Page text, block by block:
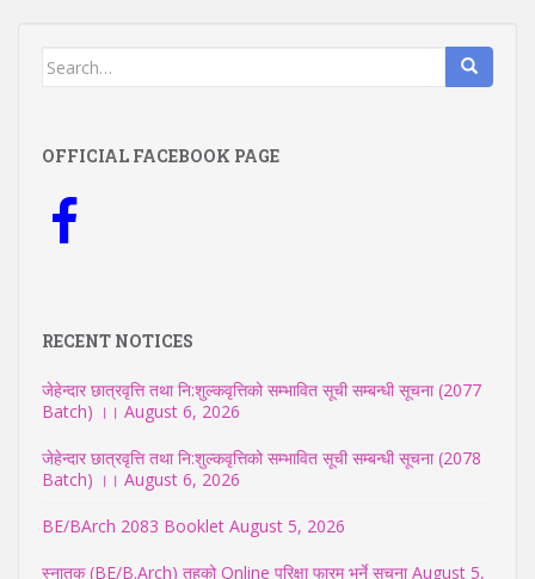
Search
OFFICIAL FACEBOOK PAGE
RECENT NOTICES
जेहेन्दार छात्रवृत्ति तथा नि:शुल्कवृत्तिको सम्भावित सूची सम्बन्धी सूचना (2077
Batch) ।। August 6, 2026
जेहेन्दार छात्रवृत्ति तथा नि:शुल्कवृत्तिको सम्भावित सूची सम्बन्धी सूचना (2078
Batch) ।। August 6, 2026
BE/BArch 2083 Booklet August 5, 2026
स्नातक (BE/B.Arch) तहको Online परिक्षा फारम भर्ने सूचना August 5,